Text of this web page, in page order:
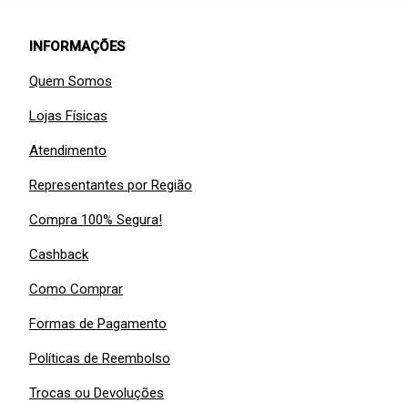
INFORMAÇÕES
Quem Somos
Lojas Físicas
Atendimento
Representantes por Região
Compra 100% Segura!
Cashback
Como Comprar
Formas de Pagamento
Políticas de Reembolso
Trocas ou Devoluções